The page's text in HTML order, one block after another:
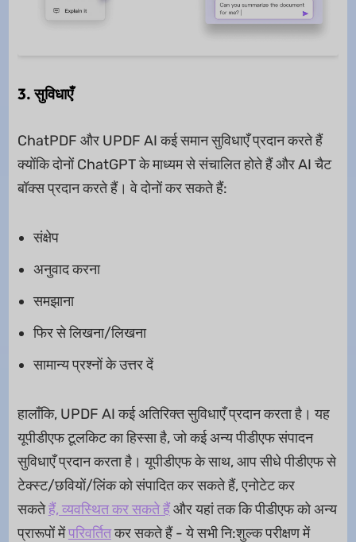
3. सुविधाएँ
ChatPDF और UPDF AI कई समान सुविधाएँ प्रदान करते हैं
क्योंकि दोनों ChatGPT के माध्यम से संचालित होते हैं और AI चैट
बॉक्स प्रदान करते हैं। वे दोनों कर सकते हैं:
संक्षेप
अनुवाद करना
समझाना
फिर से लिखना/लिखना
सामान्य प्रश्नों के उत्तर दें
हालाँकि, UPDF AI कई अतिरिक्त सुविधाएँ प्रदान करता है। यह
यूपीडीएफ टूलकिट का हिस्सा है, जो कई अन्य पीडीएफ संपादन
सुविधाएँ प्रदान करता है। यूपीडीएफ के साथ, आप सीधे पीडीएफ से
टेक्स्ट/छवियों/लिंक को संपादित कर सकते हैं, एनोटेट कर
सकतेहैं, व्यवस्थित कर सकते हैंऔर यहां तक कि पीडीएफ को अन्य
प्रारूपों मेंपरिवर्तितकर सकते हैं - ये सभी नि:शुल्क परीक्षण में